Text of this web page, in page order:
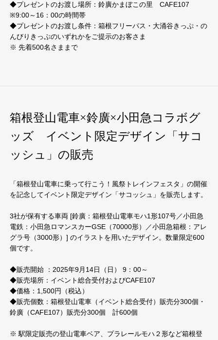
◆プレゼントのお渡し場所：鈴廣かまぼこの里 CAFE107
※9:00～16：00の時間帯
◆プレゼントのお渡し条件：箱根フリーパス・大涌谷きっぷ・の
んびりきっぷのいずれかをご提示のお客さま
※ 先着500名さままで
箱根登山電車×鈴廣×小田急コラボグ
ッズ イベント限定デザイン「サコ
ッシュ」の販売
「箱根登山電車に乗って行こう！風祭トレインフェスタ」の開催
を記念してイベント限定デザイン「サコッシュ」を販売します。
3社が保有する車両 [鈴廣：箱根登山電車モハ1形107号／小田急
電鉄：小田急ロマンスカーGSE（70000形）／小田急箱根：アレ
グラ号（3000形）] のイラストを用いたデザイン。数量限定600
個です。
◆販売開始 ：2025年9月14日（日） 9：00～
◆販売場所：イベント総合受付およびCAFE107
◆価格：1,500円（税込）
◆販売個数：箱根登山電車（イベント総合受付）販売分300個・
鈴廣（CAFE107）販売分300個 計600個
※ 駅限定販売の登山電車ベア、プラレールモハ２形など箱根登